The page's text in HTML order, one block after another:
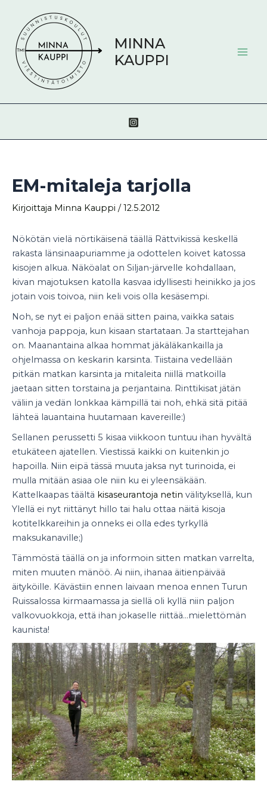
sisältöön
MINNA
KAUPPI
EM-mitaleja tarjolla
Kirjoittaja Minna Kauppi /12.5.2012
Nökötän vielä nörtikäisenä täällä Rättvikissä keskellä
rakasta länsinaapuriamme ja odottelen koivet katossa
kisojen alkua. Näköalat on Siljan-järvelle kohdallaan,
kivan majotuksen katolla kasvaa idyllisesti heinikko ja jos
jotain vois toivoa, niin keli vois olla kesäsempi.
Noh, se nyt ei paljon enää sitten paina, vaikka satais
vanhoja pappoja, kun kisaan startataan. Ja starttejahan
on. Maanantaina alkaa hommat jäkäläkankailla ja
ohjelmassa on keskarin karsinta. Tiistaina vedellään
pitkän matkan karsinta ja mitaleita niillä matkoilla
jaetaan sitten torstaina ja perjantaina. Rinttikisat jätän
väliin ja vedän lonkkaa kämpillä tai noh, ehkä sitä pitää
lähteä lauantaina huutamaan kavereille:)
Sellanen perussetti 5 kisaa viikkoon tuntuu ihan hyvältä
etukäteen ajatellen. Viestissä kaikki on kuitenkin jo
hapoilla. Niin eipä tässä muuta jaksa nyt turinoida, ei
mulla mitään asiaa ole niin ku ei yleensäkään.
Kattelkaapas täältä kisaseurantoja netin välityksellä, kun
Ylellä ei nyt riittänyt hillo tai halu ottaa näitä kisoja
kotitelkkareihin ja onneks ei olla edes tyrkyllä
maksukanaville;)
Tämmöstä täällä on ja informoin sitten matkan varrelta,
miten muuten mänöö. Ai niin, ihanaa äitienpäivää
äityköille. Kävästiin ennen laivaan menoa ennen Turun
Ruissalossa kirmaamassa ja siellä oli kyllä niin paljon
valkovuokkoja, että ihan jokaselle riittää…mielettömän
kaunista!
navigation